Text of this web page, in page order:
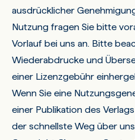
ausdrücklicher
Nutzung fragen Sie bitte
Vorlauf bei uns an. Bitte
Wiederabdrucke und
einer Lizenzgebühr
Wenn Sie eine
einer Publikation des
der schnellste Weg über